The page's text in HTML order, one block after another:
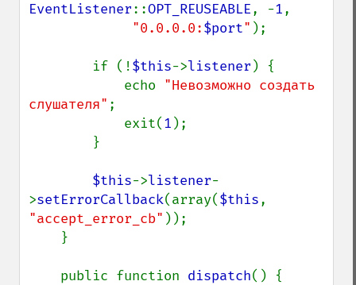
EventListener::OPT_REUSEABLE, -1,
"0.0.0.0:$port" );
        if (!
$this->listener ) {
            echo
"Невозможно создать
слушателя" ;
            exit(
1 );
$this->listener-
>setErrorCallback(array($this
"accept_error_cb" ));
    public function
dispatch() {